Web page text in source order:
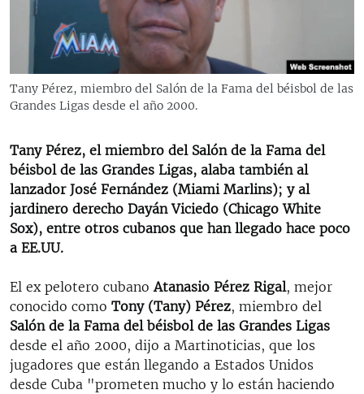
RADIO MARTÍ
ESPECIALES
ESPECIALES
LA REALIDAD DE LA VIVIENDA EN CUBA
KENTU-CUBANO
LOS SANTOS DE HIALEAH
DESINFORMACIÓN RUSA EN AMÉRICA LATINA
LA INVASIÓN DE RUSIA A UCRANIA
MULTIMEDIA
EDITORIALES
SÍGUENOS
Tany Pérez, miembro del Salón de la Fama del béisbol de las
Grandes Ligas desde el año 2000.
Tany Pérez, el miembro del Salón de la Fama del
béisbol de las Grandes Ligas, alaba también al
lanzador José Fernández (Miami Marlins); y al
jardinero derecho Dayán Viciedo (Chicago White
Sox), entre otros cubanos que han llegado hace poco
a EE.UU.
El ex pelotero cubano Atanasio Pérez Rigal, mejor
conocido como Tony (Tany) Pérez, miembro del
Salón de la Fama del béisbol de las Grandes Ligas
desde el año 2000, dijo a Martinoticias, que los
jugadores que están llegando a Estados Unidos
desde Cuba "prometen mucho y lo están haciendo